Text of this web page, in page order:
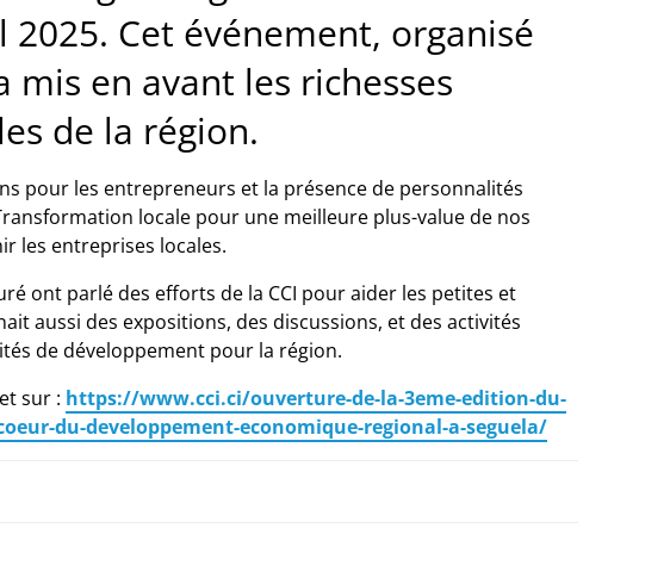
2025. Cet événement, organisé
mis en avant les richesses
de la région.
pour les entrepreneurs et la présence de personnalités
locale pour une meilleure plus-value de nos
les entreprises locales.
ont parlé des efforts de la CCI pour aider les petites et
aussi des expositions, des discussions, et des activités
de développement pour la région.
sur : https://www.cci.ci/ouverture-de-la-3eme-edition-du-
du-developpement-economique-regional-a-seguela/